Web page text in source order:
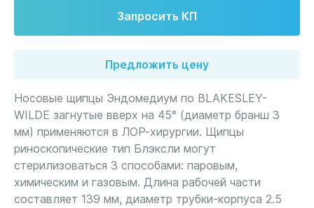
Носовые щипцы Эндомедиум по BLAKESLEY-
WILDE загнутые вверх на 45° (диаметр бранш 3
мм) применяются в ЛОР-хирургии. Щипцы
риноскопические тип Блэксли могут
стерилизоваться 3 способами: паровым,
химическим и газовым. Длина рабочей части
составляет 139 мм, диаметр трубки-корпуса 2.5
Запросить КП
Предложить цену